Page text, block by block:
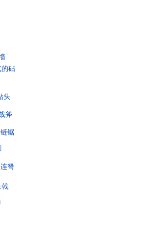
的砧
头
斧
锯
弩
戟